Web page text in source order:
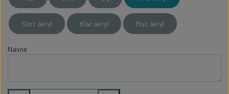
TERMOKRUS MED PRINT
Bordkortene måler 6 cm i diameter og laves i træ, akryl eller pap.
Læg det antal bordkort i kurven som du skal bruge og skriv så blot
alle navne tydeligt adskilt eller send gæstelisten på mail til
gj@gaedt.dk
Sort akryl Klar akryl Mat akryl
Navne